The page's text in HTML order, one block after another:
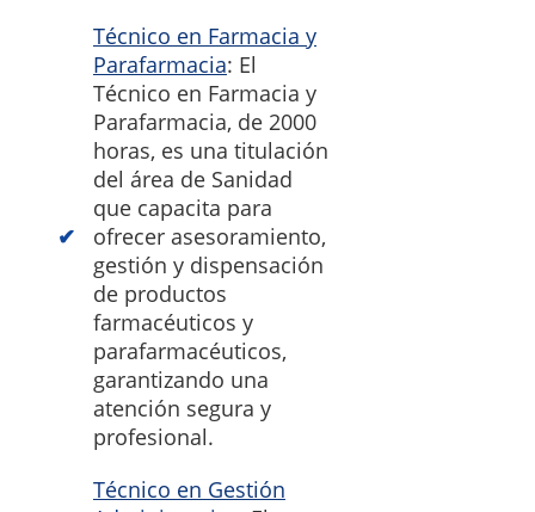
Técnico en Farmacia y
Parafarmacia: El
Técnico en Farmacia y
Parafarmacia, de 2000
horas, es una titulación
del área de Sanidad
que capacita para
ofrecer asesoramiento,
gestión y dispensación
de productos
farmacéuticos y
parafarmacéuticos,
garantizando una
atención segura y
profesional.
Técnico en Gestión